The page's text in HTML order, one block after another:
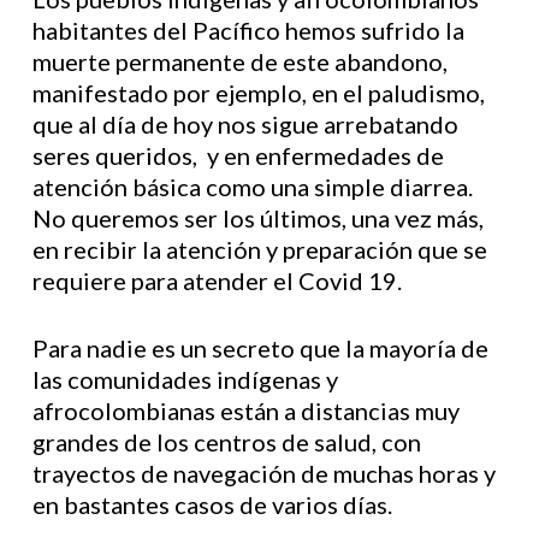
habitantes del Pacífico hemos sufrido la
muerte permanente de este abandono,
manifestado por ejemplo, en el paludismo,
que al día de hoy nos sigue arrebatando
seres queridos, y en enfermedades de
atención básica como una simple diarrea.
No queremos ser los últimos, una vez más,
en recibir la atención y preparación que se
requiere para atender el Covid 19.
Para nadie es un secreto que la mayoría de
las comunidades indígenas y
afrocolombianas están a distancias muy
grandes de los centros de salud, con
trayectos de navegación de muchas horas y
en bastantes casos de varios días.